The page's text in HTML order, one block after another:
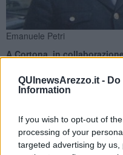
QUInewsArezzo.it -
Information
If you wish to opt-out of
processing of your
targeted advertising by
Emanuele Petri
A Cortona, in
terrorismo